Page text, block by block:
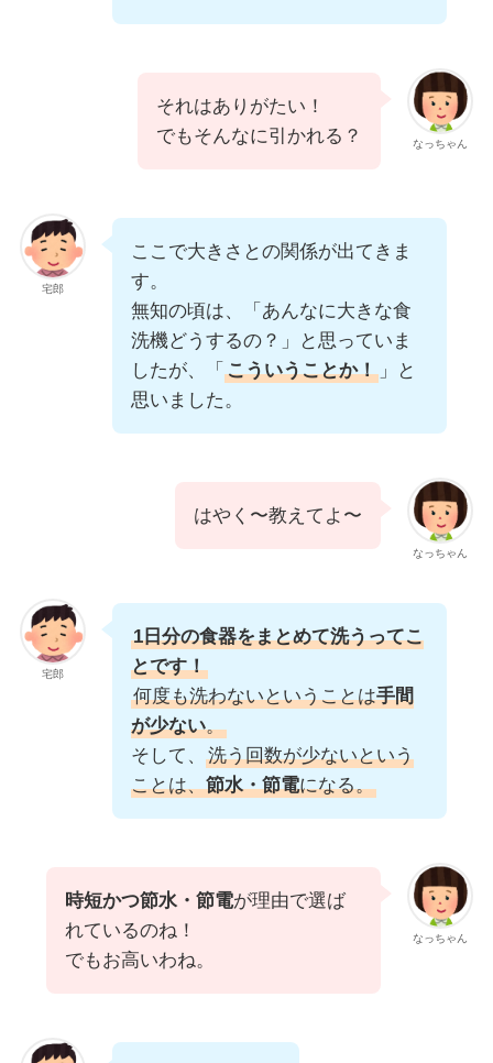
なっちゃん
それはありがたい！
でもそんなに引かれる？
宅郎
ここで大きさとの関係が出てきま
す。
無知の頃は、「あんなに大きな食
洗機どうするの？」と思っていま
したが、「 こういうことか！」と
思いました。
なっちゃん
はやく〜教えてよ〜
宅郎
1日分の食器をまとめて洗うってこ
とです！
何度も洗わないということは手間
が少ない。
そして、
洗う回数が少ないという
ことは、節水・節電になる。
なっちゃん
時短かつ節水・節電が理由で選ば
れているのね！
でもお高いわね。